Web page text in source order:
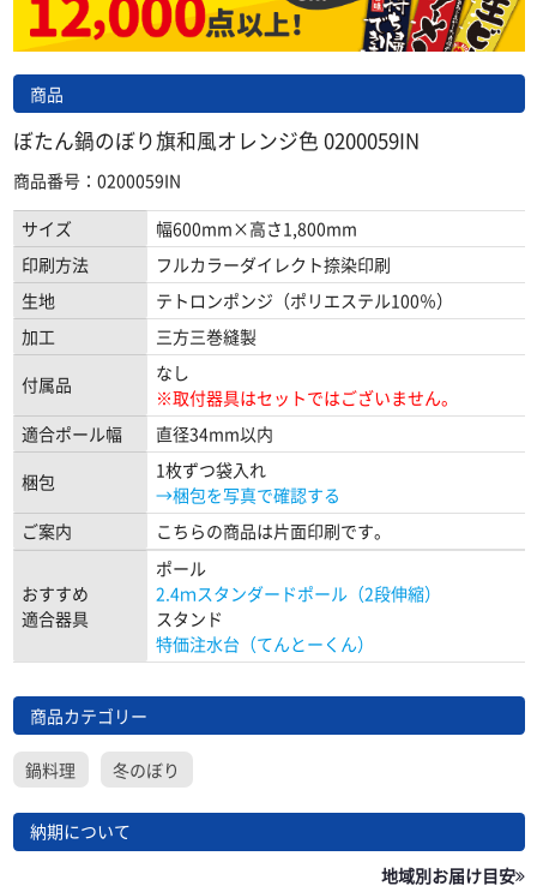
商品
ぼたん鍋のぼり旗和風オレンジ色 0200059IN
商品番号：0200059IN
サイズ
幅600mm×高さ1,800mm
印刷方法
フルカラーダイレクト捺染印刷
生地
テトロンポンジ（ポリエステル100％）
加工
三方三巻縫製
付属品
なし
※取付器具はセットではございません。
適合ポール幅
直径34mm以内
梱包
1枚ずつ袋入れ
→梱包を写真で確認する
ご案内
こちらの商品は片面印刷です。
おすすめ
適合器具
ポール
2.4ｍスタンダードポール（2段伸縮）
スタンド
特価注水台（てんとーくん）
商品カテゴリー
鍋料理 冬のぼり
納期について
地域別お届け目安